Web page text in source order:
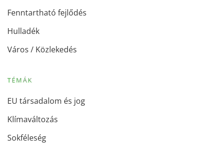
Fenntartható fejlődés
Hulladék
Város / Közlekedés
TÉMÁK
EU társadalom és jog
Klímaváltozás
Sokféleség